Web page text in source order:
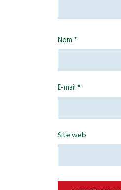
Nom*
E-mail*
Site web